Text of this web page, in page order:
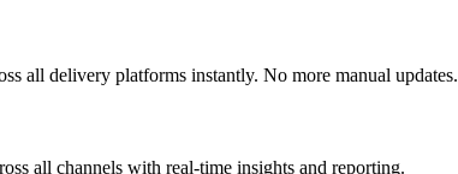
all delivery platforms instantly. No more manual updates.
all channels with real-time insights and reporting.